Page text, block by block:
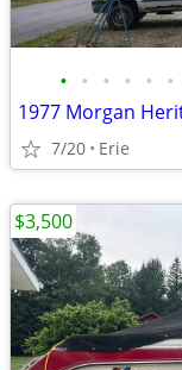
• • • • • •
7/20 Erie
$3,500